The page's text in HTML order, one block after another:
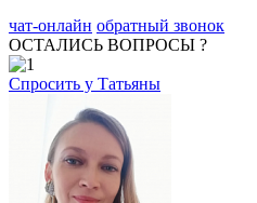
чат-онлайн обратный звонок
ОСТАЛИСЬ ВОПРОСЫ ?
Спросить у Татьяны